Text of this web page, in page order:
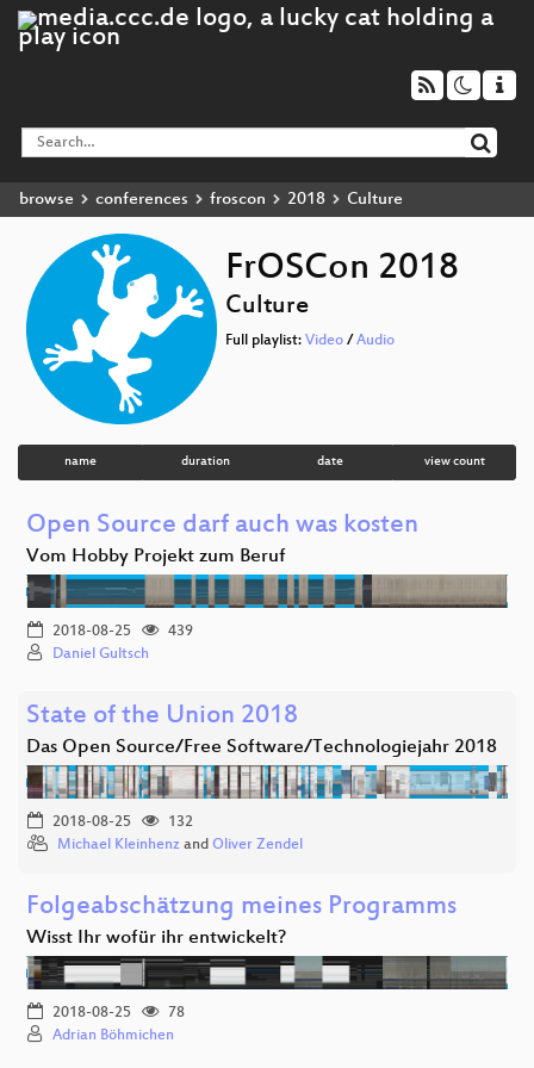
browse conferences froscon 2018 Culture
FrOSCon 2018
Culture
Full playlist: Video / Audio
name duration date view count
Open Source darf auch was kosten
Vom Hobby Projekt zum Beruf
2018-08-25
439
Daniel Gultsch
State of the Union 2018
Das Open Source/Free Software/Technologiejahr 2018
2018-08-25
132
Michael Kleinhenz and Oliver Zendel
Folgeabschätzung meines Programms
Wisst Ihr wofür ihr entwickelt?
2018-08-25
78
Adrian Böhmichen